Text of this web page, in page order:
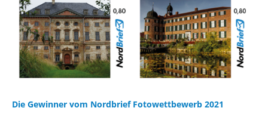
Die Gewinner vom Nordbrief Fotowettbewerb 2021